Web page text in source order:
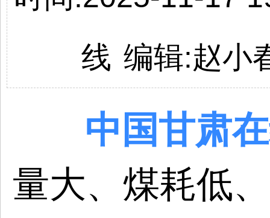
线 编辑:赵小
中国甘肃
量大、煤耗低